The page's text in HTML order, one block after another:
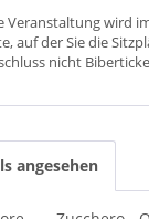
Veranstaltung wird
auf der Sie die
nicht
angesehen